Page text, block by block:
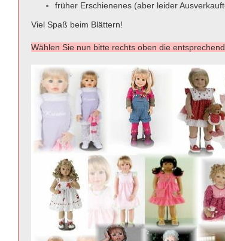
früher Erschienenes (aber leider
Viel Spaß beim Blättern!
Wählen Sie nun bitte rechts oben die